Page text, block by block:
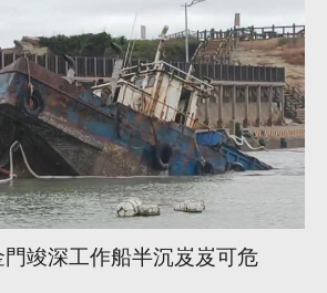
竣深工作船半沉岌岌可危